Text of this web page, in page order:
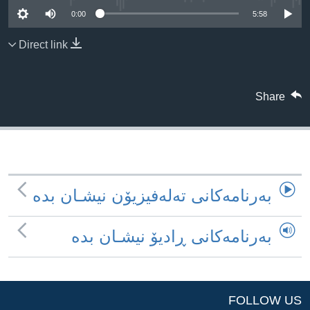
ژیان لە فەرهەنگدا
Learning English
زمانه‌کان
0:00 5:58
Direct link
Share
به‌رنامه‌کانی ته‌له‌فیزیۆن نیشـان بده‌
به‌رنامه‌کانی ڕادیۆ نیشـان بده‌
FOLLOW US